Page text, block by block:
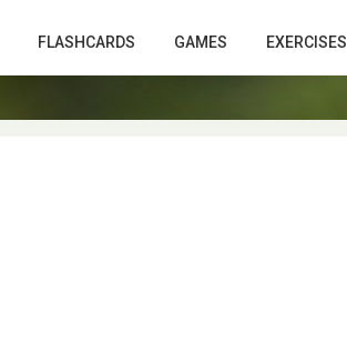
FLASHCARDS GAMES EXERCISES